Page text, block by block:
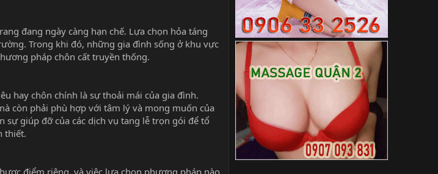
đang ngày càng hạn chế. Lựa chọn hỏa táng
Trong khi đó, những gia đình sống ở khu vực
pháp chôn cất truyền thống.
hay chôn chính là sự thoải mái của gia đình.
còn phải phù hợp với tâm lý và mong muốn của
giúp đỡ của các dịch vụ tang lễ trọn gói để tổ
thiết.